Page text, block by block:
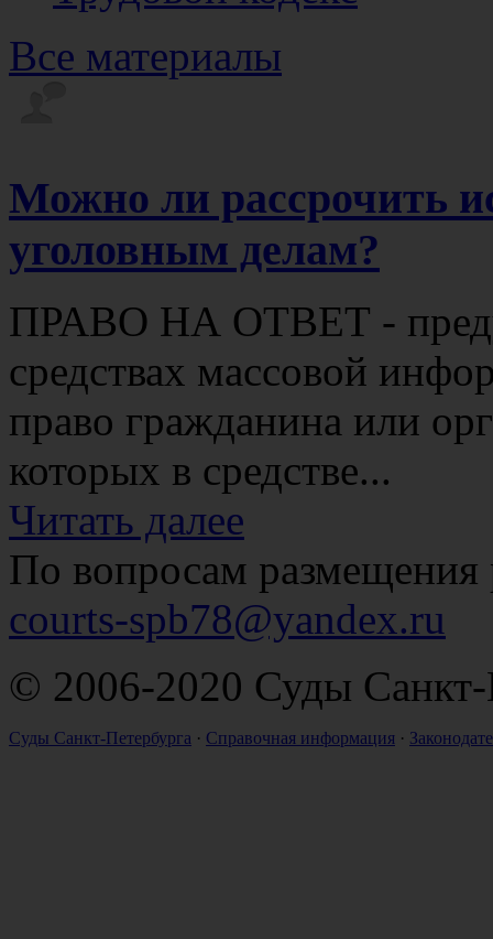
Все материалы
Можно ли рассрочить
уголовным делам?
ПРАВО НА ОТВЕТ -
средствах массовой
право гражданина или
которых в средстве...
Читать далее
По вопросам размещения
courts-spb78@yandex.ru
© 2006-2020 Суды Санкт-
Суды Санкт-Петербурга · Справочная информация ·